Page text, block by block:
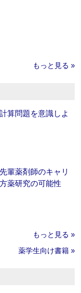
もっと見る »
算問題を意識しよ
輩薬剤師のキャリ
薬研究の可能性
もっと見る »
薬学生向け書籍 »